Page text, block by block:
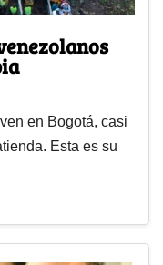
en Bogotá, casi
Esta es su